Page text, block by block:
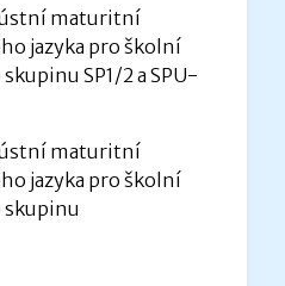
maturitní
jazyka pro školní
SP1/2 a SPU-
maturitní
jazyka pro školní
skupinu